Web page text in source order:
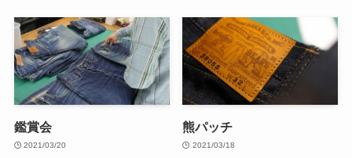
鑑賞会
2021/03/20
熊パッチ
2021/03/18